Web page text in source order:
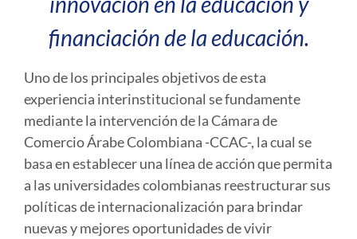
financiación de la educación.
Uno de los principales objetivos de esta
experiencia interinstitucional se fundamente
mediante la intervención de la Cámara de
Comercio Árabe Colombiana -CCAC-, la cual se
basa en establecer una línea de acción que permita
a las universidades colombianas reestructurar sus
políticas de internacionalización para brindar
nuevas y mejores oportunidades de vivir